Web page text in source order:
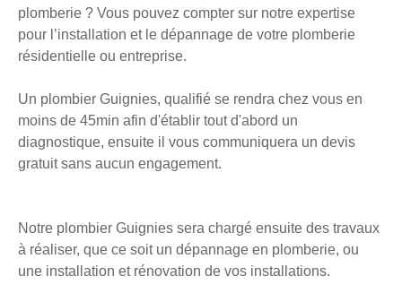
plomberie ? Vous pouvez compter sur notre expertise
pour l’installation et le dépannage de votre plomberie
résidentielle ou entreprise.
Un plombier Guignies, qualifié se rendra chez vous en
moins de 45min afin d'établir tout d'abord un
diagnostique, ensuite il vous communiquera un devis
gratuit sans aucun engagement.
Notre plombier Guignies sera chargé ensuite des travaux
à réaliser, que ce soit un dépannage en plomberie, ou
une installation et rénovation de vos installations.